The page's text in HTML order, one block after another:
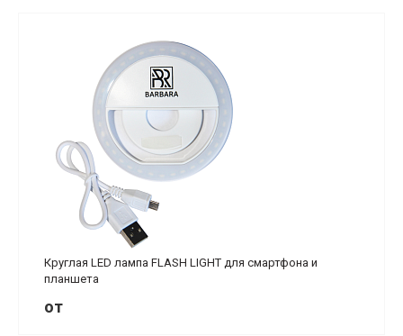
Круглая LED лампа FLASH LIGHT для смартфона и
планшета
от